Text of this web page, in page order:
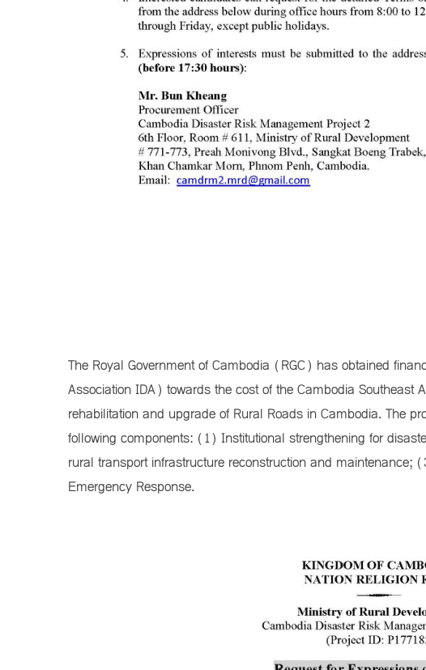
The Royal Government of Cambodia (RGC) has obtained
Association IDA) towards the cost of the Cambodia Southeast
rehabilitation and upgrade of Rural Roads in Cambodia. The
following components: (1) Institutional strengthening for
rural transport infrastructure reconstruction and
Emergency Response.